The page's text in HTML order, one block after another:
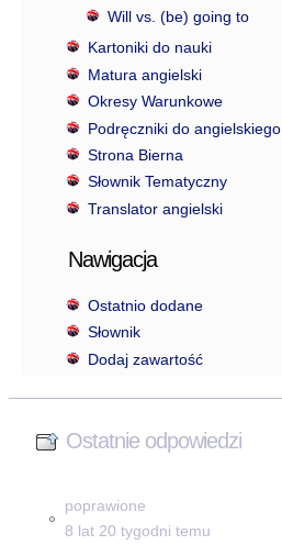
Will vs. (be) going to
Kartoniki do nauki
Matura angielski
Okresy Warunkowe
Podręczniki do angielskiego
Strona Bierna
Słownik Tematyczny
Translator angielski
Nawigacja
Ostatnio dodane
Słownik
Dodaj zawartość
Ostatnie odpowiedzi
poprawione
8 lat 20 tygodni temu